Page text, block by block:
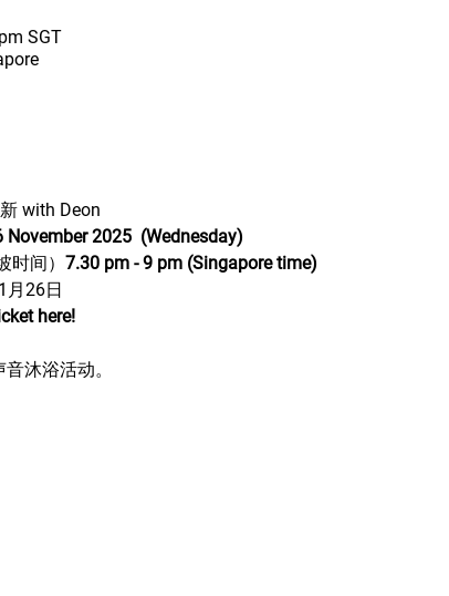
SGT
with Deon
November 2025  (Wednesday)
间） 7.30 pm - 9 pm (Singapore time)
月26日
here!
沐浴活动。